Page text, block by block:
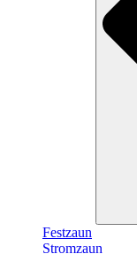
Festzaun
Stromzaun